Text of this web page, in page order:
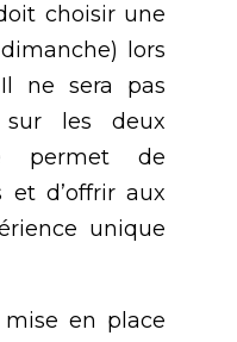
choisir une
lors
ne sera pas
sur les deux
permet de
et d’offrir aux
unique
en place